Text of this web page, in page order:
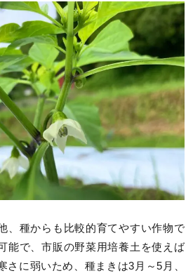
、種からも比較的育てやすい作物で
能で、市販の野菜用培養土を使えば
さに弱いため、種まきは3月～5月、